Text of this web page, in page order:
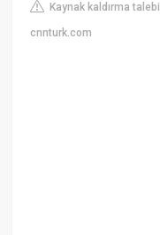
Kaynak kaldırma talebi
cnnturk.com